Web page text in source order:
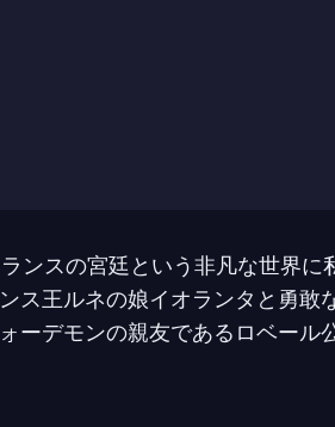
ンスの宮廷という非凡な世界
王ルネの娘イオランタと勇敢
デモンの親友であるロベール
て世界から隔離されて育てら
、彼女が庭の白いバラと赤い